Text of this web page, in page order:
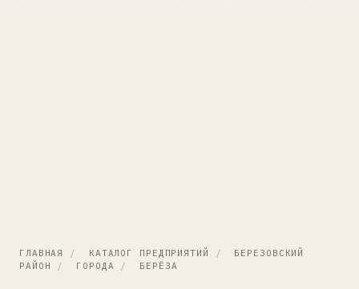
ГЛАВНАЯ / КАТАЛОГ ПРЕДПРИЯТИЙ /
БЕРЕЗОВСКИЙ
РАЙОН
/ ГОРОДА / БЕРЁЗА